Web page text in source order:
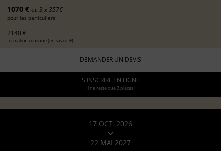
1070 € ou 3 x 357€
pour les particuliers
2140 €
formation continue (en savoir +)
DEMANDER UN DEVIS
S'INSCRIRE EN LIGNE
Il ne reste que 3 places !
17 OCT. 2026
22 MAI 2027